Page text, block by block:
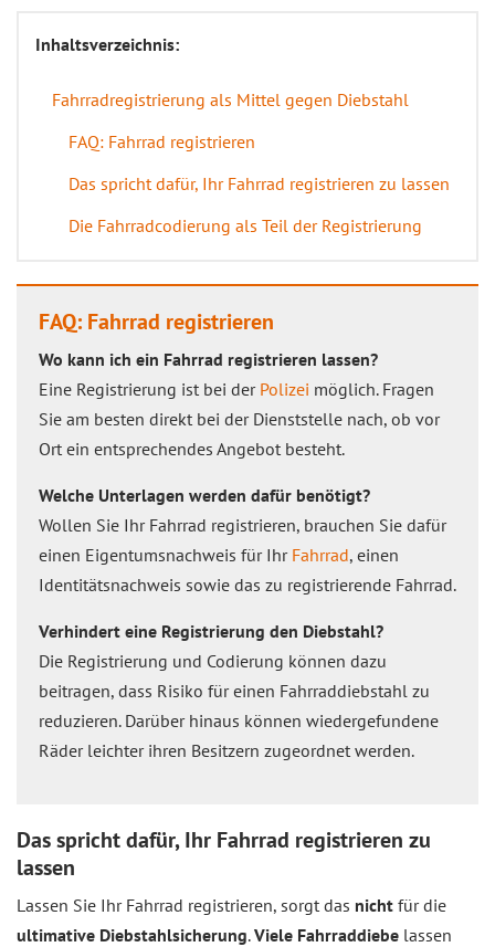
Inhaltsverzeichnis:
Fahrradregistrierung als Mittel gegen Diebstahl
FAQ: Fahrrad registrieren
Das spricht dafür, Ihr Fahrrad registrieren zu lassen
Die Fahrradcodierung als Teil der Registrierung
FAQ: Fahrrad registrieren
Wo kann ich ein Fahrrad registrieren lassen?
Eine Registrierung ist bei der Polizei möglich. Fragen
Sie am besten direkt bei der Dienststelle nach, ob vor
Ort ein entsprechendes Angebot besteht.
Welche Unterlagen werden dafür benötigt?
Wollen Sie Ihr Fahrrad registrieren, brauchen Sie dafür
einen Eigentumsnachweis für Ihr Fahrrad, einen
Identitätsnachweis sowie das zu registrierende Fahrrad.
Verhindert eine Registrierung den Diebstahl?
Die Registrierung und Codierung können dazu
beitragen, dass Risiko für einen Fahrraddiebstahl zu
reduzieren. Darüber hinaus können wiedergefundene
Räder leichter ihren Besitzern zugeordnet werden.
Das spricht dafür, Ihr Fahrrad registrieren zu
lassen
Lassen Sie Ihr Fahrrad registrieren, sorgt das nicht für die
ultimative Diebstahlsicherung.Viele Fahrraddiebe lassen